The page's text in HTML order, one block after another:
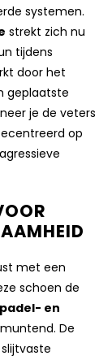
systemen.
strekt zich nu
tijdens
door het
geplaatste
je de veters
op
met een
schoen de
padel- en
De